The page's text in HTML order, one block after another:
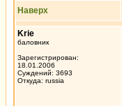
Наверх
Krie
баловник
Зарегистрирован:
18.01.2006
Суждений: 3693
Откуда: russia